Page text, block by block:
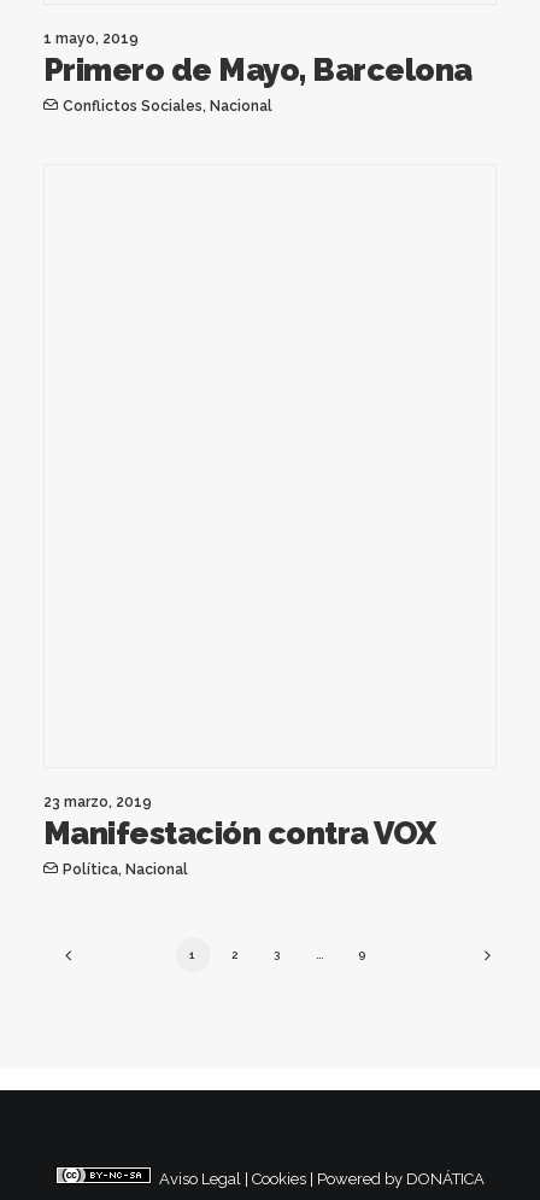
1 mayo, 2019
Primero de Mayo, Barcelona
Conflictos Sociales, Nacional
23 marzo, 2019
Manifestación contra VOX
Política, Nacional
1 2 3 9
Aviso Legal Cookies Powered by DONÁTICA